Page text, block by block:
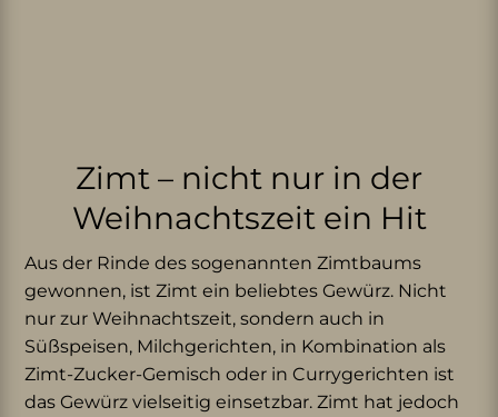
Zimt – nicht nur in der
Weihnachtszeit ein Hit
Aus der Rinde des sogenannten Zimtbaums
gewonnen, ist Zimt ein beliebtes Gewürz. Nicht
nur zur Weihnachtszeit, sondern auch in
Süßspeisen, Milchgerichten, in Kombination als
Zimt-Zucker-Gemisch oder in Currygerichten ist
das Gewürz vielseitig einsetzbar. Zimt hat jedoch